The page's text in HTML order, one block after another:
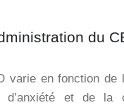
du
varie en fonction de
et de la